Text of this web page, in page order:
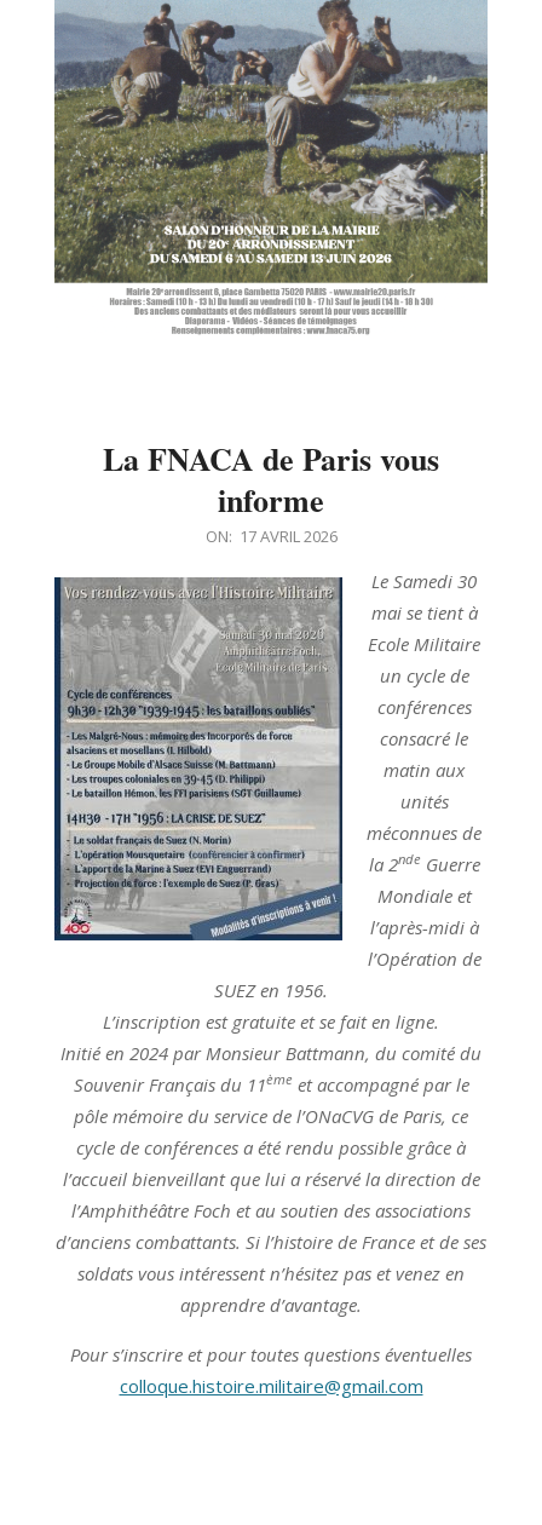
La FNACA de Paris vous
informe
17
ON: 17 AVRIL 2026
Le Samedi 30
mai se tient à
Ecole Militaire
un cycle de
conférences
consacré le
matin aux
unités
méconnues de
la 2nde Guerre
Mondiale et
l’après-midi à
l’Opération de
SUEZ en 1956.
L’inscription est gratuite et se fait en ligne.
Initié en 2024 par Monsieur Battmann, du comité du
Souvenir Français du 11ème et accompagné par le
pôle mémoire du service de l’ONaCVG de Paris, ce
cycle de conférences a été rendu possible grâce à
l’accueil bienveillant que lui a réservé la direction de
l’Amphithéâtre Foch et au soutien des associations
d’anciens combattants. Si l’histoire de France et de ses
soldats vous intéressent n’hésitez pas et venez en
apprendre d’avantage.
Pour s’inscrire et pour toutes questions éventuelles
colloque.histoire.militaire@gmail.com